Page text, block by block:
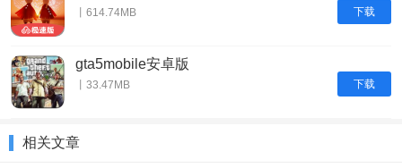
下载
丨614.74MB
下载
gta5mobile安卓版
丨33.47MB
相关文章